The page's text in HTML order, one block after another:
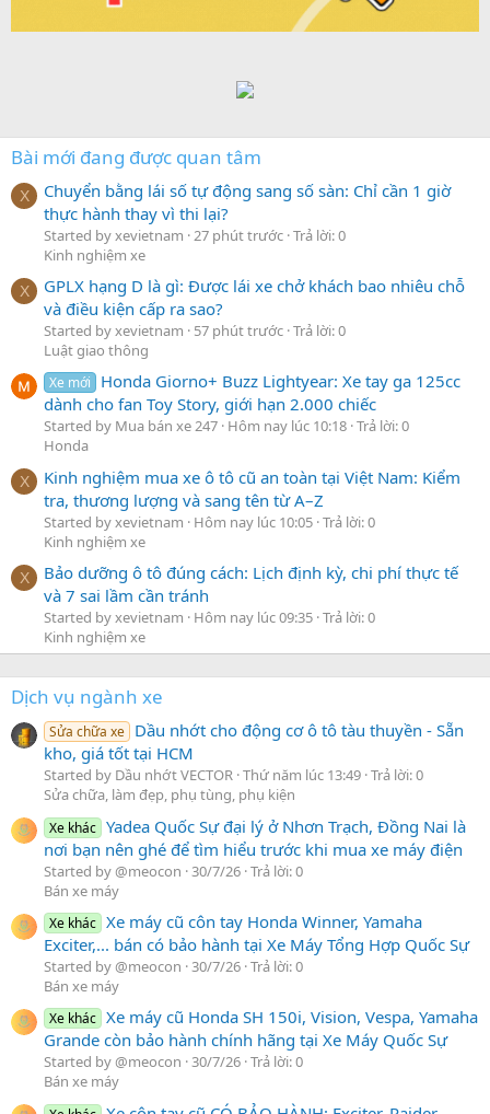
Bài mới đang được quan tâm
X
Chuyển bằng lái số tự động sang số sàn: Chỉ cần 1 giờ
thực hành thay vì thi lại?
Started by xevietnam 27 phút trước Trả lời: 0
Kinh nghiệm xe
X
GPLX hạng D là gì: Được lái xe chở khách bao nhiêu chỗ
và điều kiện cấp ra sao?
Started by xevietnam 57 phút trước Trả lời: 0
Luật giao thông
Xe mới
Honda Giorno+ Buzz Lightyear: Xe tay ga 125cc
dành cho fan Toy Story, giới hạn 2.000 chiếc
Started by Mua bán xe 247 Hôm nay lúc 10:18 Trả lời: 0
Honda
X
Kinh nghiệm mua xe ô tô cũ an toàn tại Việt Nam: Kiểm
tra, thương lượng và sang tên từ A–Z
Started by xevietnam Hôm nay lúc 10:05 Trả lời: 0
Kinh nghiệm xe
X
Bảo dưỡng ô tô đúng cách: Lịch định kỳ, chi phí thực tế
và 7 sai lầm cần tránh
Started by xevietnam Hôm nay lúc 09:35 Trả lời: 0
Kinh nghiệm xe
Dịch vụ ngành xe
Sửa chữa xe Dầu nhớt cho động cơ ô tô tàu thuyền - Sẵn
kho, giá tốt tại HCM
Started by Dầu nhớt VECTOR Thứ năm lúc 13:49 Trả lời: 0
Sửa chữa, làm đẹp, phụ tùng, phụ kiện
Xe khác Yadea Quốc Sự đại lý ở Nhơn Trạch, Đồng Nai là
nơi bạn nên ghé để tìm hiểu trước khi mua xe máy điện
Started by @meocon 30/7/26 Trả lời: 0
Bán xe máy
Xe khác Xe máy cũ côn tay Honda Winner, Yamaha
Exciter,... bán có bảo hành tại Xe Máy Tổng Hợp Quốc Sự
Started by @meocon 30/7/26 Trả lời: 0
Bán xe máy
Xe khác Xe máy cũ Honda SH 150i, Vision, Vespa, Yamaha
Grande còn bảo hành chính hãng tại Xe Máy Quốc Sự
Started by @meocon 30/7/26 Trả lời: 0
Bán xe máy